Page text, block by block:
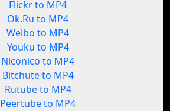
Flickr to MP4
Ok.Ru to MP4
Weibo to MP4
Youku to MP4
Niconico to MP4
Bitchute to MP4
Rutube to MP4
Peertube to MP4